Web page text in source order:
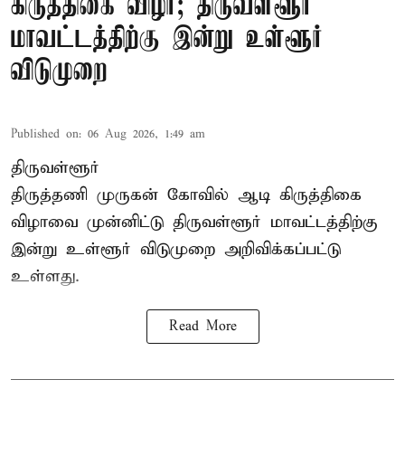
கிருத்திகை விழா; திருவள்ளூர்
மாவட்டத்திற்கு இன்று உள்ளூர்
விடுமுறை
Published on: 06 Aug 2026, 1:49 am
திருவள்ளூர்
திருத்தணி முருகன் கோவில் ஆடி கிருத்திகை
விழாவை முன்னிட்டு திருவள்ளூர் மாவட்டத்திற்கு
இன்று உள்ளூர் விடுமுறை அறிவிக்கப்பட்டு
உள்ளது.
Read More